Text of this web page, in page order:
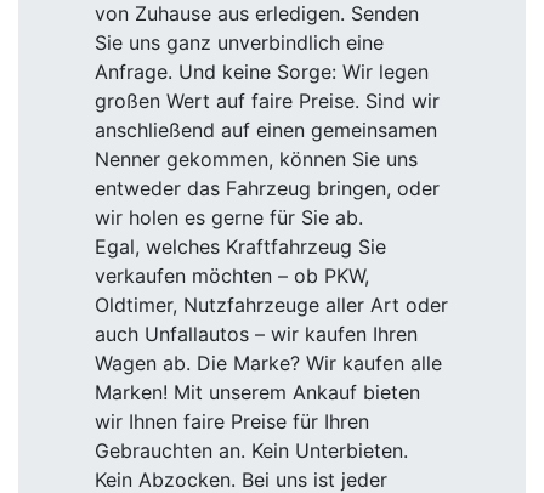
von Zuhause aus erledigen. Senden
Sie uns ganz unverbindlich eine
Anfrage. Und keine Sorge: Wir legen
großen Wert auf faire Preise. Sind wir
anschließend auf einen gemeinsamen
Nenner gekommen, können Sie uns
entweder das Fahrzeug bringen, oder
wir holen es gerne für Sie ab.
Egal, welches Kraftfahrzeug Sie
verkaufen möchten – ob PKW,
Oldtimer, Nutzfahrzeuge aller Art oder
auch Unfallautos – wir kaufen Ihren
Wagen ab. Die Marke? Wir kaufen alle
Marken! Mit unserem Ankauf bieten
wir Ihnen faire Preise für Ihren
Gebrauchten an. Kein Unterbieten.
Kein Abzocken. Bei uns ist jeder